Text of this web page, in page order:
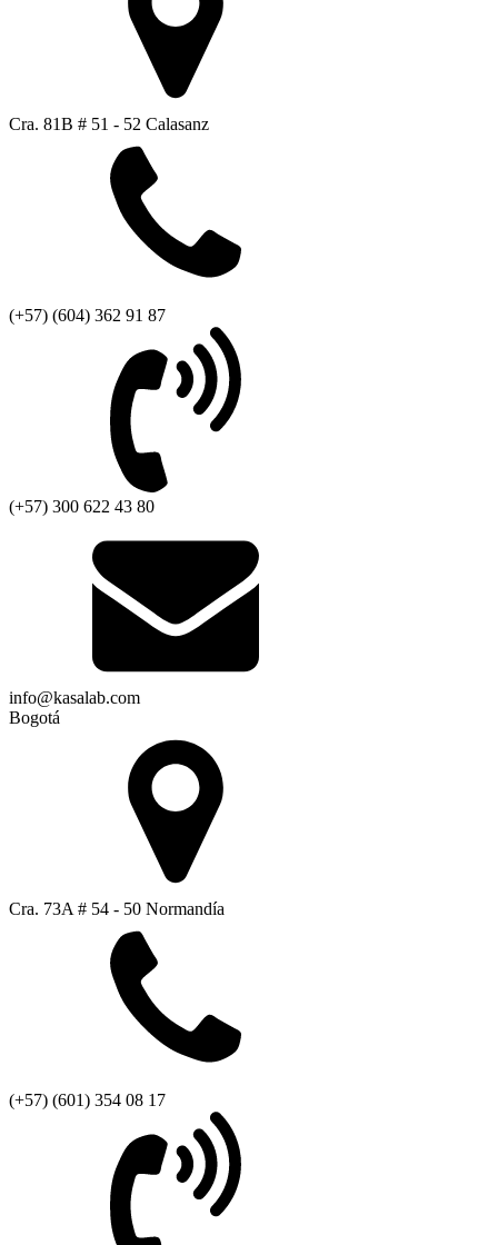
Cra. 81B # 51 - 52 Calasanz
(+57) (604) 362 91 87
(+57) 300 622 43 80
info@kasalab.com
Bogotá
Cra. 73A # 54 - 50 Normandía
(+57) (601) 354 08 17